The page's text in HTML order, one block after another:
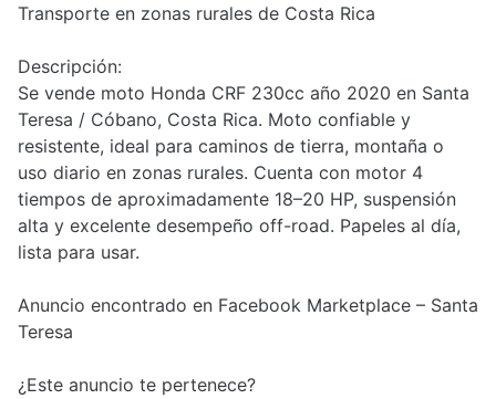
Transporte en zonas rurales de Costa Rica
Descripción:
Se vende moto Honda CRF 230cc año 2020 en Santa
Teresa / Cóbano, Costa Rica. Moto confiable y
resistente, ideal para caminos de tierra, montaña o
uso diario en zonas rurales. Cuenta con motor 4
tiempos de aproximadamente 18–20 HP, suspensión
alta y excelente desempeño off-road. Papeles al día,
lista para usar.
Anuncio encontrado en Facebook Marketplace – Santa
Teresa
¿Este anuncio te pertenece?